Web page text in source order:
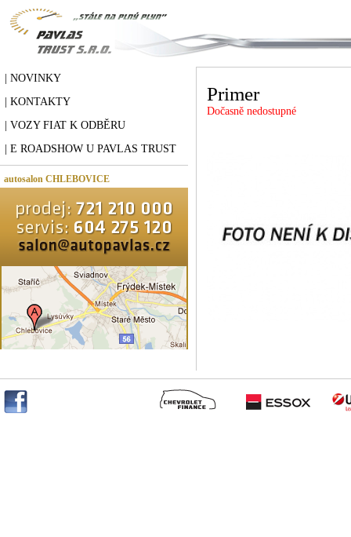
| NOVINKY
| KONTAKTY
| VOZY FIAT K ODBĚRU
| E ROADSHOW U PAVLAS TRUST
autosalon CHLEBOVICE
Primer
Dočasně nedostupné